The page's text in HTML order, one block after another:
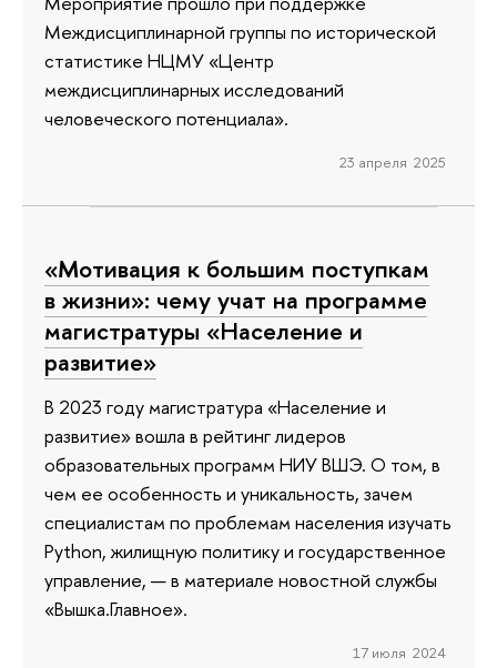
Междисциплинарной группы по исторической
статистике НЦМУ «Центр
междисциплинарных исследований
человеческого потенциала».
23 апреля 2025
«Мотивация к большим поступкам
в жизни»: чему учат на программе
магистратуры «Население и
развитие»
В 2023 году магистратура «Население и
развитие» вошла в рейтинг лидеров
образовательных программ НИУ ВШЭ. О том, в
чем ее особенность и уникальность, зачем
специалистам по проблемам населения изучать
Python, жилищную политику и государственное
управление, — в материале новостной службы
«Вышка.Главное».
17 июля 2024